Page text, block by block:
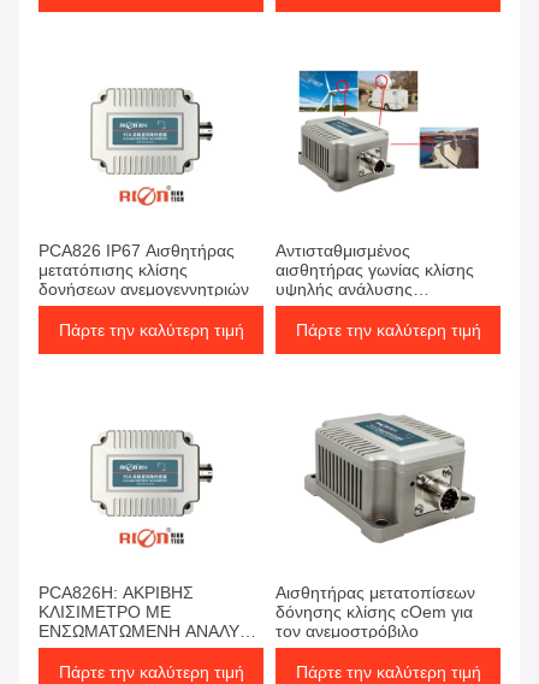
PCA826 IP67 Αισθητήρας
μετατόπισης κλίσης
δονήσεων ανεμογεννητριών
Πάρτε την καλύτερη τιμή
Αντισταθμισμένος
αισθητήρας γωνίας κλίσης
υψηλής ανάλυσης
θερμοκρασίας Inclinometer
χαμηλό θόρυβο
Πάρτε την καλύτερη τιμή
PCA826H: ΑΚΡΙΒΗΣ
ΚΛΙΣΙΜΕΤΡΟ ΜΕ
ΕΝΣΩΜΑΤΩΜΕΝΗ ΑΝΑΛΥΣΗ
ΔΟΝΗΣΕΩΝ
Πάρτε την καλύτερη τιμή
Αισθητήρας μετατοπίσεων
δόνησης κλίσης cOem για
τον ανεμοστρόβιλο
Πάρτε την καλύτερη τιμή